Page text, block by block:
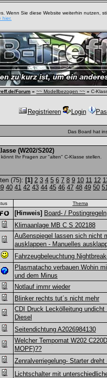
Wenn Sie diese Website weiterhin nutzen,
hier.
Forum » ~~ Modellbezogen ~~ » C-
Registrieren Login
Das Board hat
(W202/S202)
könnt Ihr Fragen zur "alten" C-Klasse stellen.
(75): [1] 2 3 4 5 6 7 8 9 10 11 12
40 41 42 43 44 45 46 47 48 49 50
Thema
[Hinweis] Board- / Postingregeln
Klimaanlage MB C S 202188
Außenspiegel lassen sich nicht
ausklappen - Manuelles
Fahrzeugbeleuchtung
Plasmatacho verbauen Wohin
und dem Minus
Notlauf immr wieder
Blinker rechts tut´s nicht mehr
CDI Druck Leckölleitung undicht
Diesel
Seitendichtung A2026984130
Welcher Tempomat W202
MOPF)??
Zenralverriegelung- Starter dreht
Lichtschalter mit